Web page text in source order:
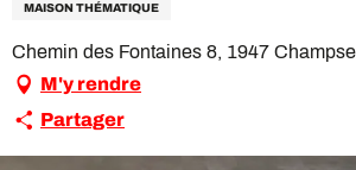
MAISON THÉMATIQUE
Chemin des Fontaines 8, 1947
M'y rendre
Partager